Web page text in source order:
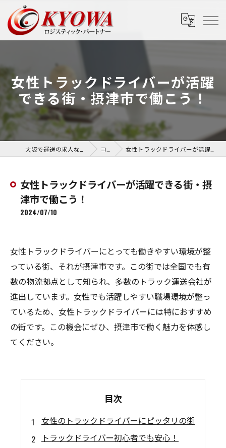
女性トラックドライバーが活躍
できる街・摂津市で働こう！
コラム 女性トラックドライバーが活躍できる街・摂津市で働こう！
女性トラックドライバーが活躍できる街・摂
津市で働こう！
2024/07/10
女性トラックドライバーにとっても働きやすい環境が整
っている街、それが摂津市です。この街では全国でも有
数の物流拠点として知られ、多数のトラック運送会社が
進出しています。女性でも活躍しやすい職場環境が整っ
ているため、女性トラックドライバーには特におすすめ
の街です。この機会にぜひ、摂津市で働く魅力を体感し
てください。
目次
女性のトラックドライバーにピッタリの街
トラックドライバー初心者でも安心！